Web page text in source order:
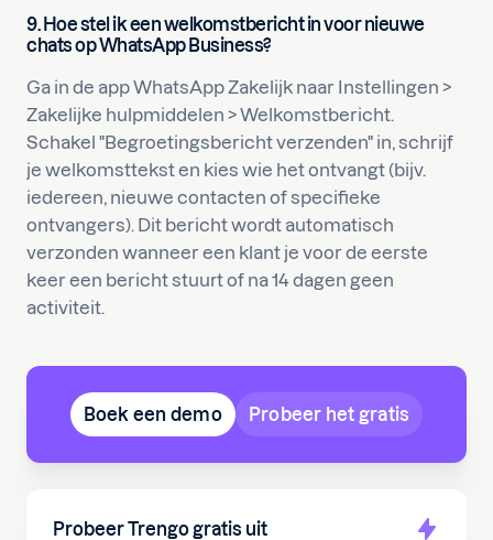
Probeer Trengo gratis uit
9. Hoe stel ik een welkomstbericht in voor nieuwe
chats op WhatsApp Business?
Ga in de app WhatsApp Zakelijk naar Instellingen >
Zakelijke hulpmiddelen > Welkomstbericht.
Schakel "Begroetingsbericht verzenden" in, schrijf
je welkomsttekst en kies wie het ontvangt (bijv.
iedereen, nieuwe contacten of specifieke
ontvangers). Dit bericht wordt automatisch
verzonden wanneer een klant je voor de eerste
keer een bericht stuurt of na 14 dagen geen
activiteit.
Boek een demo Probeer het gratis